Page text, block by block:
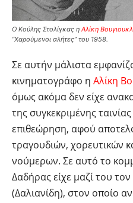
Ο Κούλης Στολίγκας η Αλίκη
“Χαρούμενοι αλήτες” του 1958.
Σε αυτήν μάλιστα
κινηματογράφο η Αλίκη
όμως ακόμα δεν είχε
της συγκεκριμένης
επιθεώρηση, αφού
τραγουδιών, χορευτικών
νούμερων. Σε αυτό το
Δαδήρας είχε μαζί του
(Δαλιανίδη), στον οποίο